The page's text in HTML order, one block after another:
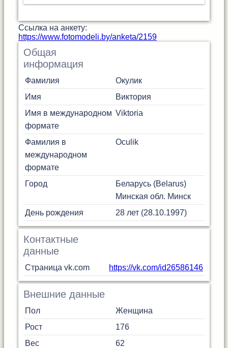
Cсылка на анкету:
https://www.fotomodeli.by/anketa/2159
Общая
информация
Фамилия
Окулик
Имя
Виктория
Имя в международном
формате
Viktoria
Фамилия в
международном
формате
Oculik
Город
Беларусь (Belarus)
Минская обл. Минск
День рождения
28 лет (28.10.1997)
Контактные
данные
Страница vk.com https://vk.com/id26586146
Внешние данные
Пол
Женщина
Рост
176
Вес
62